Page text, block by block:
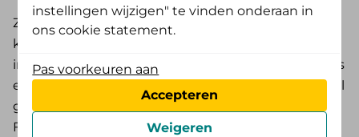
Zwanger zijn is bijzonder, maar er komt ook veel bij
kijken. Van afspraken met de verloskundige tot het
inrichten van de babykamer: de to-do lijst lijkt soms
eindeloos. Willemijn: “Fijn dat sommige dingen snel
geregeld zijn, zoals het kraampakket van De
Friesland. Zo hoefde ik me minder druk te maken
instellingen wijzigen" te vinden onderaan in
ons cookie statement.
Pas voorkeuren aan
Accepteren
Weigeren